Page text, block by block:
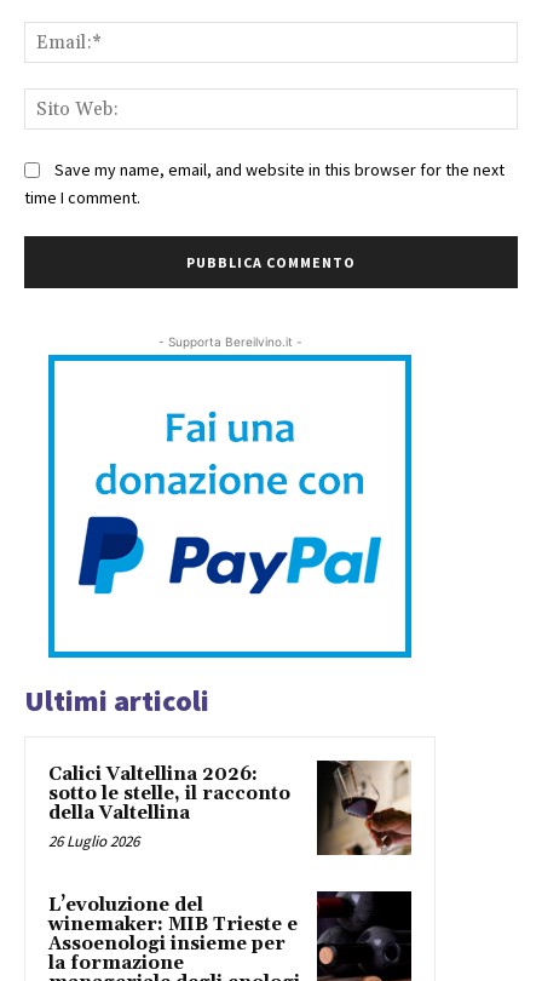
Save my name, email, and website in this browser for the next
time I comment.
- Supporta Bereilvino.it -
Ultimi articoli
Calici Valtellina 2026:
sotto le stelle, il racconto
della Valtellina
26 Luglio 2026
L’evoluzione del
winemaker: MIB Trieste e
Assoenologi insieme per
la formazione